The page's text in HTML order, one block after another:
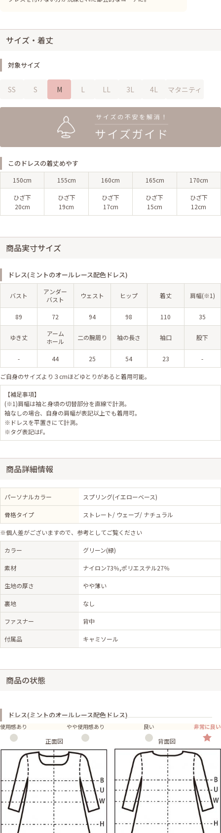
サイズ・着丈
対象サイズ
SS S M L LL 3L 4L マタニティ
このドレスの着丈めやす
150cm 155cm 160cm 165cm 170cm
ひざ下
20cm
ひざ下
19cm
ひざ下
17cm
ひざ下
15cm
ひざ下
12cm
商品実寸サイズ
ドレス(ミントのオールレース配色ドレス)
バスト
アンダー
バスト
ウェスト ヒップ 着丈 肩幅(※1)
89 72 94 98 110 35
ゆき丈
アーム
ホール
二の腕周り 袖の長さ 袖口 股下
- 44 25 54 23 -
ご自身のサイズより３cmほどゆとりがあると着用可能。
【補足事項】
(※1)肩幅は袖と身頃の切替部分を直線で計測。
袖なしの場合、自身の肩幅が表記以上でも着用可。
※ドレスを平置きにて計測。
※タグ表記はF。
商品詳細情報
パーソナルカラー スプリング(イエローベース)
骨格タイプ ストレート/ ウェーブ/ ナチュラル
※個人差がございますので、参考としてご覧ください
カラー グリーン(緑)
素材 ナイロン73％,ポリエステル27％
生地の厚さ やや薄い
裏地 なし
ファスナー 背中
付属品 キャミソール
商品の状態
ドレス(ミントのオールレース配色ドレス)
使用感あり やや使用感あり 良い 非常に良い
正面図 背面図